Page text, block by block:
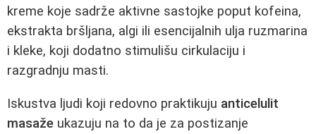
kreme koje sadrže aktivne sastojke poput kofeina,
ekstrakta bršljana, algi ili esencijalnih ulja ruzmarina
i kleke, koji dodatno stimulišu cirkulaciju i
razgradnju masti.
Iskustva ljudi koji redovno praktikuju anticelulit
masaže ukazuju na to da je za postizanje